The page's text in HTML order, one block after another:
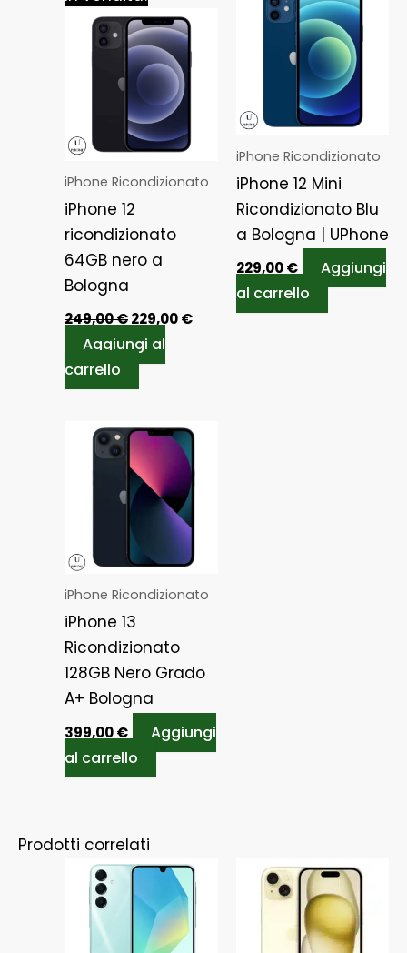
iPhone Ricondizionato
iPhone 12
ricondizionato
64GB nero a
Bologna
249,00€
prezzo
originale
era:
249,00 €.
229,00€
Aggiungi al
carrello
iPhone Ricondizionato
iPhone 12 Mini
Ricondizionato Blu
a Bologna | UPhone
229,00€
Aggiungi
al carrello
iPhone Ricondizionato
iPhone 13
Ricondizionato
128GB Nero Grado
A+ Bologna
399,00€
Aggiungi
al carrello
Prodotti correlati